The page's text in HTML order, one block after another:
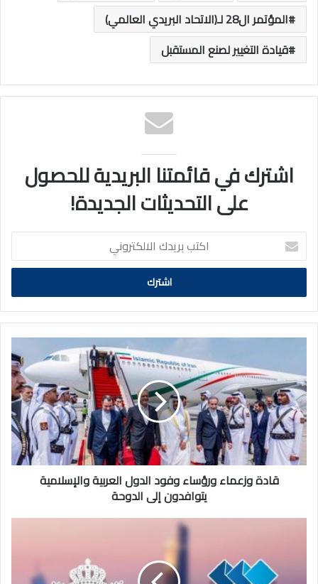
المؤتمر ال28 لـ(الاتحاد البريدي العالمي)
قيادة التغيير لصنع المستقبل
اشترك في قائمتنا البريدية للحصول
على التحديثات الجديدة!
اكتب
بريدك
الالكتروني
ورؤساء
وفود
الدول
العربية
والإسلامية
يتوافدون
إلى
قادة وزعماء ورؤساء وفود الدول العربية والإسلامية
يتوافدون إلى الدوحة